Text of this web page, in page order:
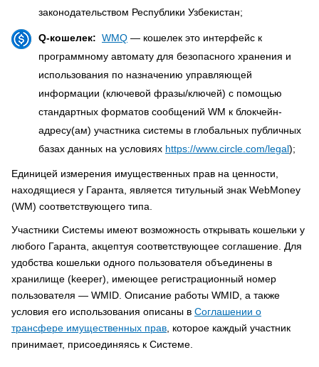
законодательством Республики Узбекистан;
Q-кошелек: WMQ — кошелек это интерфейс к
программному автомату для безопасного хранения и
использования по назначению управляющей
информации (ключевой фразы/ключей) с помощью
стандартных форматов сообщений WM к блокчейн-
адресу(ам) участника системы в глобальных публичных
базах данных на условиях https://www.circle.com/legal );
Единицей измерения имущественных прав на ценности,
находящиеся у Гаранта, является титульный знак WebMoney
(WM) соответствующего типа.
Участники Системы имеют возможность открывать кошельки у
любого Гаранта, акцептуя соответствующее соглашение. Для
удобства кошельки одного пользователя объединены в
хранилище (keeper), имеющее регистрационный номер
пользователя — WMID. Описание работы WMID, а также
условия его использования описаны в Соглашении о
трансфере имущественных прав, которое каждый участник
принимает, присоединяясь к Системе.